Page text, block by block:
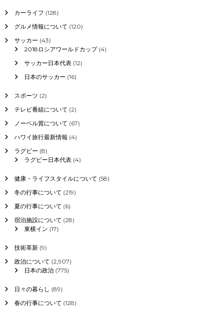
カーライフ (128)
グルメ情報について (120)
サッカー (43)
2018ロシアワールドカップ(4)
サッカー日本代表(12)
日本のサッカー (16)
スポーツ (2)
テレビ番組について (2)
ノーベル賞について (67)
ハワイ旅行最新情報 (4)
ラグビー (8)
ラグビー日本代表(4)
健康・ライフスタイルについて (58)
冬の行事について (219)
夏の行事について (6)
宿泊施設について (28)
東横イン (17)
技術革新(9)
政治について (2,907)
日本の政治(775)
日々の暮らし (89)
春の行事について (128)